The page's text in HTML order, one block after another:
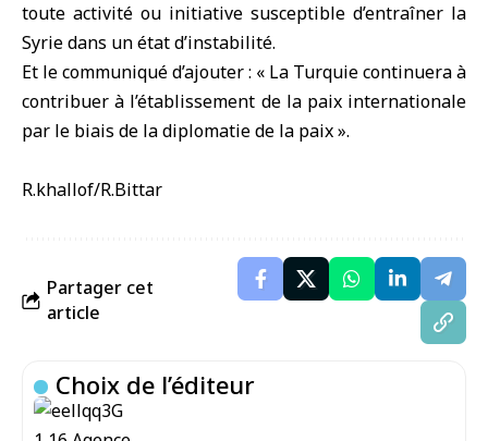
toute activité ou initiative susceptible d’entraîner la
Syrie dans un état d’instabilité.
Et le communiqué d’ajouter : « La Turquie continuera à
contribuer à l’établissement de la paix internationale
par le biais de la diplomatie de la paix ».
R.khallof/R.Bittar
Partager cet
article
Choix de l’éditeur